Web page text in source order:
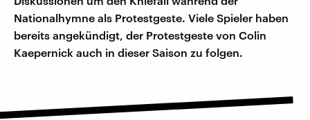
Nationalhymne als Protestgeste. Viele Spieler haben
bereits angekündigt, der Protestgeste von Colin
Kaepernick auch in dieser Saison zu folgen.